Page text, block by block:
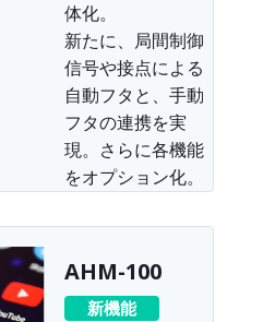
体化。
新たに、局間制御
信号や接点による
自動フタと、手動
フタの連携を実
現。さらに各機能
をオプション化。
AHM-100
新機能